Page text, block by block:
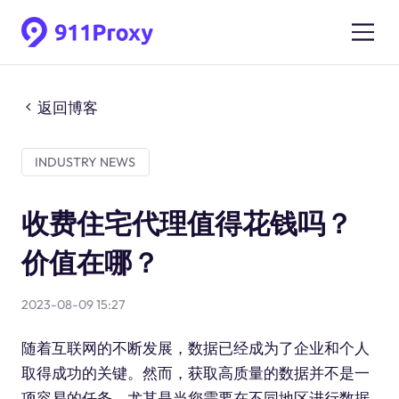
返回博客
INDUSTRY NEWS
收费住宅代理值得花钱吗？
价值在哪？
2023-08-09 15:27
随着互联网的不断发展，数据已经成为了企业和个人
取得成功的关键。然而，获取高质量的数据并不是一